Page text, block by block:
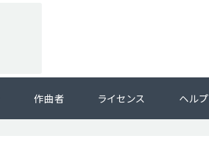
作曲者 ライセンス ヘルプ